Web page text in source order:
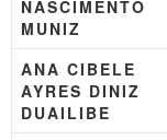
NASCIMENTO
MUNIZ
ANA CIBELE
AYRES DINIZ
DUAILIBE